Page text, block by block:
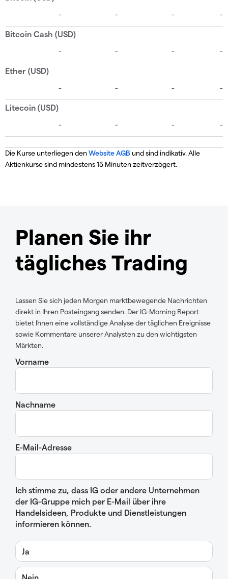
Die Kurse unterliegen den Website AGB und sind indikativ. Alle
Aktienkurse sind mindestens 15 Minuten zeitverzögert.
Planen Sie ihr
tägliches Trading
Lassen Sie sich jeden Morgen marktbewegende Nachrichten
direkt in Ihren Posteingang senden. Der IG-Morning Report
bietet Ihnen eine vollständige Analyse der täglichen Ereignisse
sowie Kommentare unserer Analysten zu den wichtigsten
Märkten.
Vorname
Nachname
E-Mail-Adresse
Ich stimme zu, dass IG oder andere Unternehmen
der IG-Gruppe mich per E-Mail über ihre
Handelsideen, Produkte und Dienstleistungen
informieren können.
Ja
Nein